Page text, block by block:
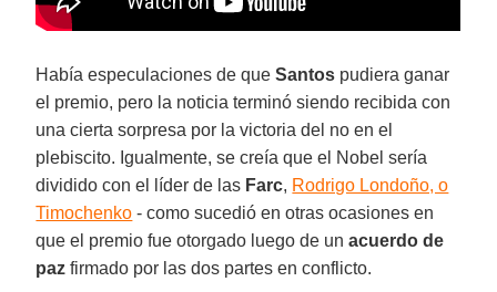
Había especulaciones de queSantos pudiera ganar
el premio, pero la noticia terminó siendo recibida con
una cierta sorpresa por la victoria del no en el
plebiscito. Igualmente, se creía que el Nobel sería
dividido con el líder de las Farc, Rodrigo Londoño, o
Timochenko - como sucedió en otras ocasiones en
que el premio fue otorgado luego de unacuerdo de
paz firmado por las dos partes en conflicto.